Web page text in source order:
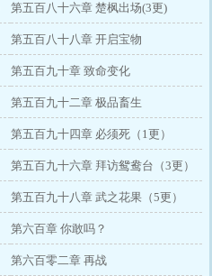
第五百八十六章 楚枫出场(3更)
第五百八十八章 开启宝物
第五百九十章 致命变化
第五百九十二章 极品畜生
第五百九十四章 必须死（1更）
第五百九十六章 拜访鸳鸯台（3更）
第五百九十八章 武之花果（5更）
第六百章 你敢吗？
第六百零二章 再战